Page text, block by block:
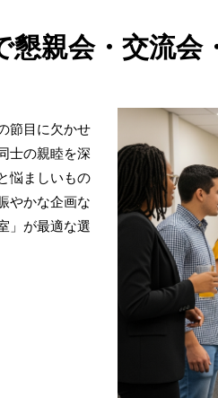
懇親会・交流会
節目に欠かせ
士の親睦を深
悩ましいもの
やかな企画な
」が最適な選